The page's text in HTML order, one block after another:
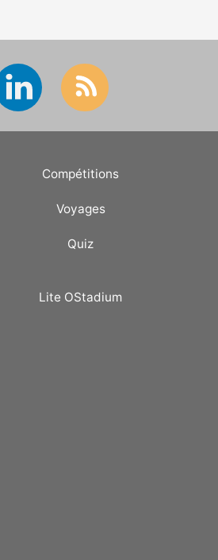
Compétitions
Voyages
Quiz
Lite OStadium